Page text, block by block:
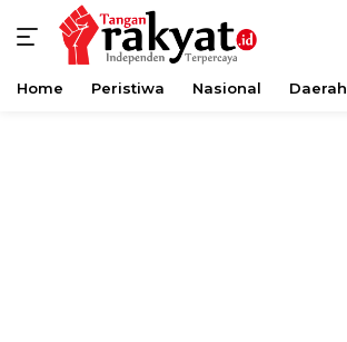
Langsung
Home Peristiwa Nasional Daerah